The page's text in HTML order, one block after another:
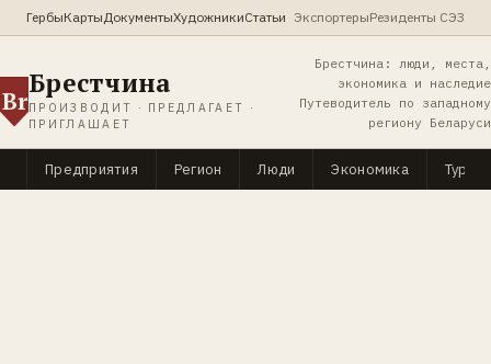
ГербыКартыДокументыХудожникиСтатьи ЭкспортерыРезиденты СЭЗ
Br
Брестчина
ПРОИЗВОДИТ · ПРЕДЛАГАЕТ ·
ПРИГЛАШАЕТ
Брестчина: люди, места,
экономика и наследие
Путеводитель по западному
региону Беларуси
Предприятия Регион Люди Экономика